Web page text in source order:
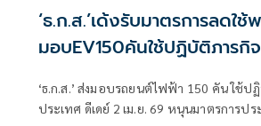
‘ธ.ก.ส.’เด้งรับมาตรการลดใ
มอบEV150คันใช้ปฏิบัติภารกิ
‘ธ.ก.ส.’ ส่งมอบรถยนต์ไฟฟ้า 150 คัน ใช้ป
ประเทศ ดีเดย์ 2 เม.ย. 69 หนุนมาตรการป